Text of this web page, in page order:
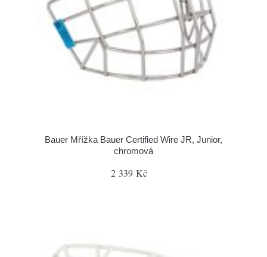
Bauer Mřížka Bauer Certified Wire JR, Junior,
chromová
2 339 Kč